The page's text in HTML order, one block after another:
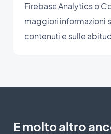
Firebase Analytics o
maggiori informazioni
contenuti e sulle
E molto altro